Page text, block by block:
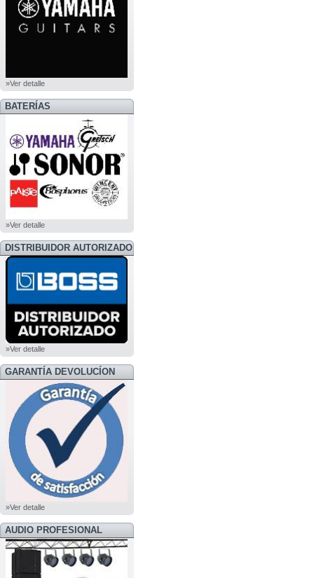
»Ver detalle
BATERÍAS
»Ver detalle
DISTRIBUIDOR AUTORIZADO
BOSS
»Ver detalle
GARANTÍA DEVOLUCÍON
»Ver detalle
AUDIO PROFESIONAL